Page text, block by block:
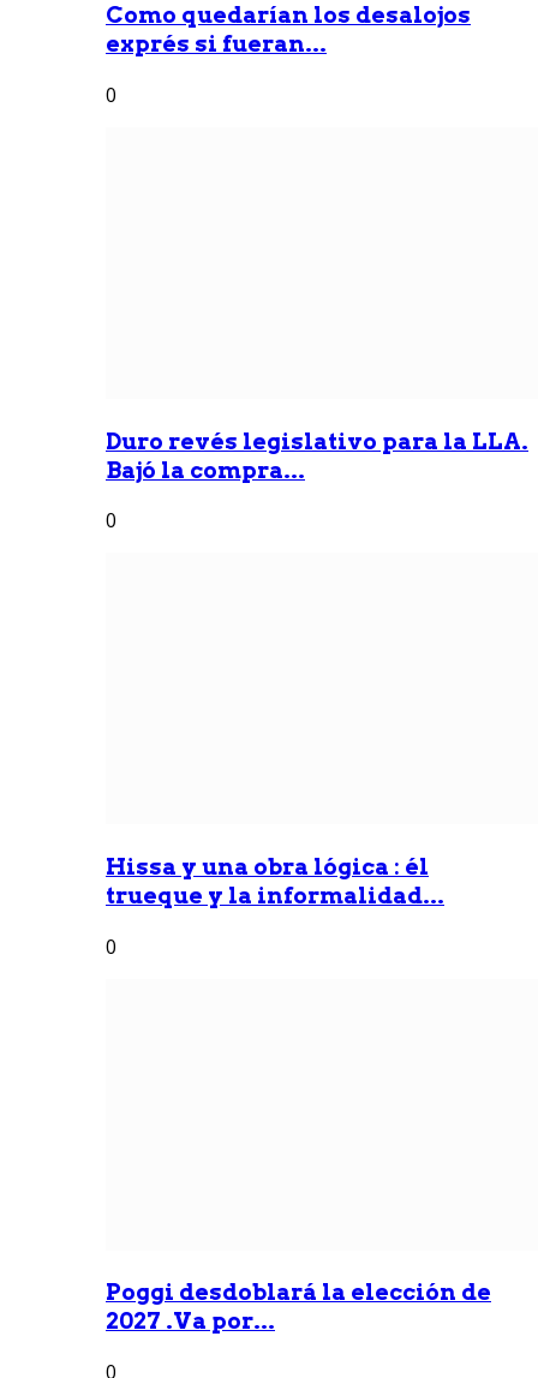
Como quedarían los desalojos
exprés si fueran...
0
Duro revés legislativo para la LLA.
Bajó la compra...
0
Hissa y una obra lógica : él
trueque y la informalidad...
0
Poggi desdoblará la elección de
2027 .Va por...
0